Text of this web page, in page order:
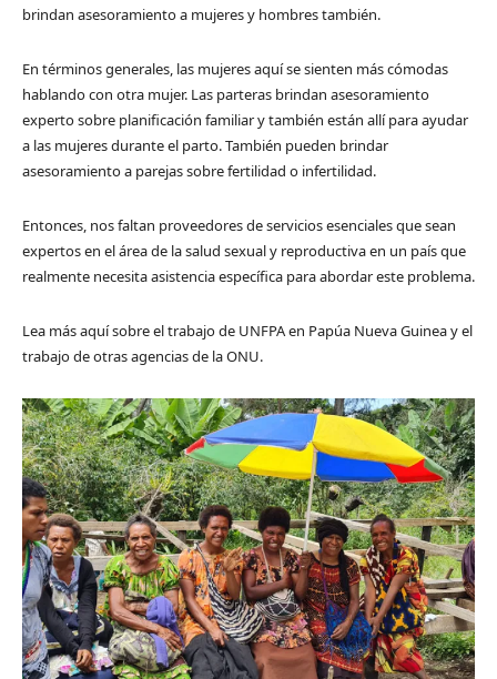
brindan asesoramiento a mujeres y hombres también.
En términos generales, las mujeres aquí se sienten más cómodas
hablando con otra mujer. Las parteras brindan asesoramiento
experto sobre planificación familiar y también están allí para ayudar
a las mujeres durante el parto. También pueden brindar
asesoramiento a parejas sobre fertilidad o infertilidad.
Entonces, nos faltan proveedores de servicios esenciales que sean
expertos en el área de la salud sexual y reproductiva en un país que
realmente necesita asistencia específica para abordar este problema.
Lea más aquí sobre el trabajo de UNFPA en Papúa Nueva Guinea y el
trabajo de otras agencias de la ONU.